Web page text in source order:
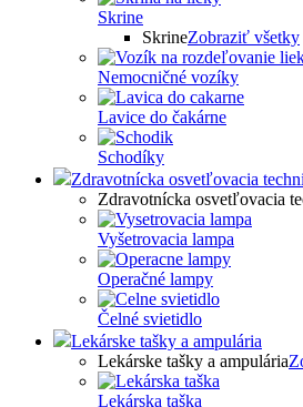
Skrine
SkrineZobraziť všetky
Nemocničné vozíky
Lavice do čakárne
Schodíky
Zdravotnícka osvetľovacia
Zdravotnícka osvetľovacia
Vyšetrovacia lampa
Operačné lampy
Čelné svietidlo
Lekárske tašky a ampulária
Lekárske tašky a ampulária
Lekárska taška